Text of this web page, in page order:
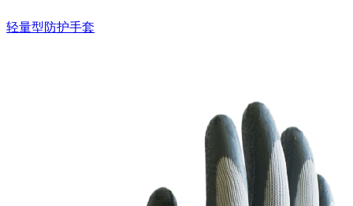
轻量型防护手套